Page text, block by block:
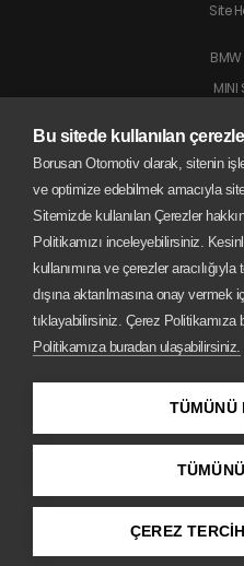
Bu sitede kullanılan
Borusan Otomotiv olarak, sitenin
ve optimize edebilmek amacıyla
Sitemizde kullanılan Çerezler
Politikamızı inceleyebilirsiniz.
kullanımına ve çerezler
dışına aktarılmasına onay vermek
tıklayabilirsiniz. Çerez Politikamıza
Politikamıza buradan ulaşabilirsiniz.
TÜMÜNÜ
ÇEREZ
Site
MINI
Land
BMW
Copyright ©